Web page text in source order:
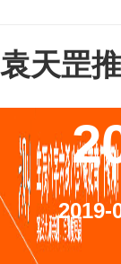
袁天罡
2019-